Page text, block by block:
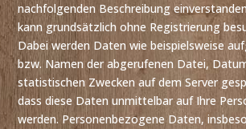
nachfolgenden Beschreibung
kann grundsätzlich ohne Registrierung
Dabei werden Daten wie beispielsweise
bzw. Namen der abgerufenen Datei,
statistischen Zwecken auf dem Server
dass diese Daten unmittelbar auf Ihre
werden. Personenbezogene Daten,